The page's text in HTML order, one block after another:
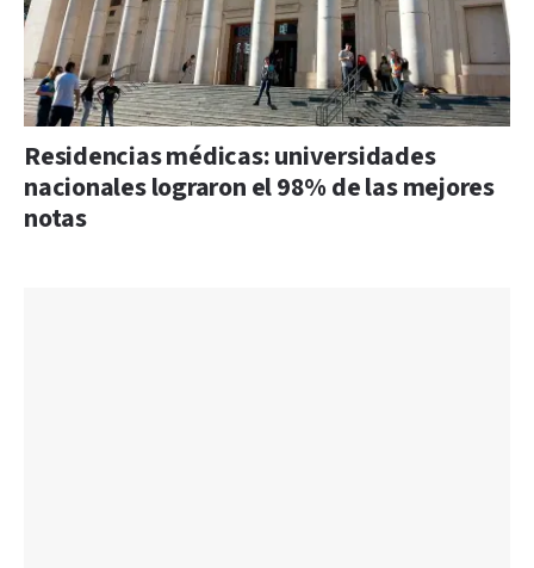
Residencias médicas: universidades
nacionales lograron el 98% de las mejores
notas